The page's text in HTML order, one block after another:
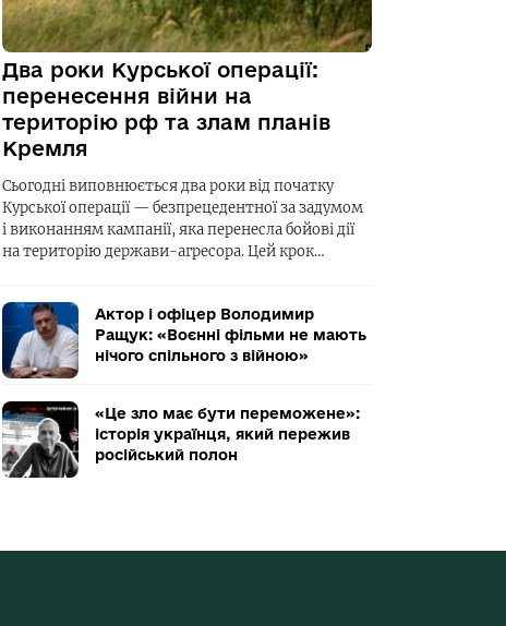
Два роки Курської операції:
перенесення війни на
територію рф та злам планів
Кремля
Сьогодні виповнюється два роки від початку
Курської операції — безпрецедентної за задумом
і виконанням кампанії, яка перенесла бойові дії
на територію держави-агресора. Цей крок…
Актор і офіцер Володимир
Ращук: «Воєнні фільми не мають
нічого спільного з війною»
«Це зло має бути переможене»:
історія українця, який пережив
російський полон